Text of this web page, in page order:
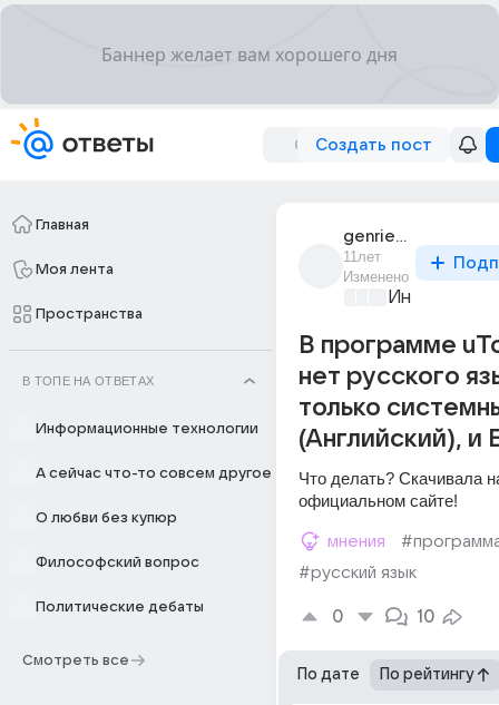
Создать пост
Главная
Моя лента
Пространства
В ТОПЕ НА ОТВЕТАХ
Информационные технологии
А сейчас что-то совсем другое
О любви без купюр
Философский вопрос
Политические дебаты
Смотреть все
genrietta_72
11лет
Изменено
В программе
нет русского
только
(Английский), и
Что делать? Скачивала
официальном сайте!
мнения
#русский язык
0 10
По дате По рейтингу